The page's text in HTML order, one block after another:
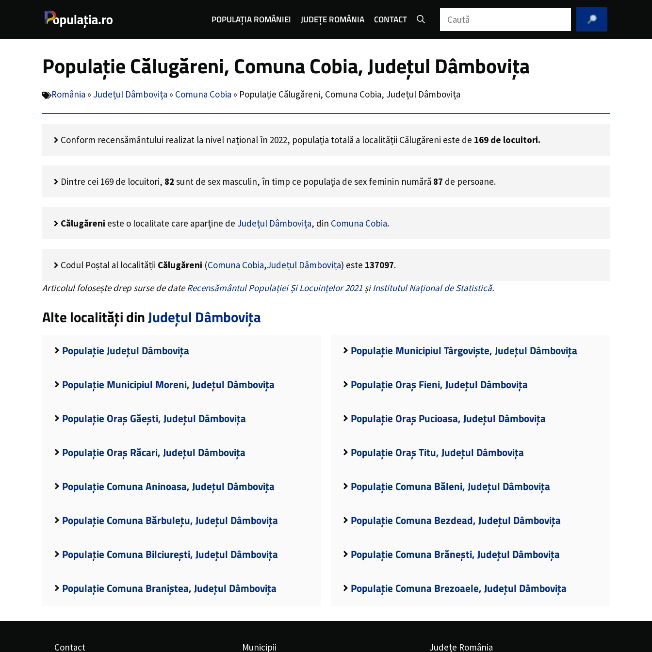
POPULAȚIA ROMÂNIEI JUDEȚE ROMÂNIA CONTACT Caută
Populație Călugăreni, Comuna Cobia, Județul Dâmbovița
România » Județul Dâmbovița » Comuna Cobia » Populație Călugăreni, Comuna Cobia, Județul Dâmbovița
Conform recensământului realizat la nivel național în 2022, populația totală a localității Călugăreni este de 169 de locuitori.
Dintre cei 169 de locuitori, 82sunt de sex masculin, în timp ce populația de sex feminin numără 87 de persoane.
Călugăreni este o localitate care aparține de Județul Dâmbovița, din Comuna Cobia.
Codul Poștal al localității Călugăreni (Comuna Cobia,Județul Dâmbovița) este 137097.
Articolul folosește drep surse de dateRecensământul Populației Și Locuințelor 2021 șiInstitutul Național de Statistică.
Alte localități dinJudețul Dâmbovița
Populație Județul Dâmbovița Populație Municipiul Târgoviște, Județul Dâmbovița
Populație Municipiul Moreni, Județul Dâmbovița Populație Oraș Fieni, Județul Dâmbovița
Populație Oraș Găești, Județul Dâmbovița Populație Oraș Pucioasa, Județul Dâmbovița
Populație Oraș Răcari, Județul Dâmbovița Populație Oraș Titu, Județul Dâmbovița
Populație Comuna Aninoasa, Județul Dâmbovița Populație Comuna Băleni, Județul Dâmbovița
Populație Comuna Bărbulețu, Județul Dâmbovița Populație Comuna Bezdead, Județul Dâmbovița
Populație Comuna Bilciurești, Județul Dâmbovița Populație Comuna Brănești, Județul Dâmbovița
Populație Comuna Braniștea, Județul Dâmbovița Populație Comuna Brezoaele, Județul Dâmbovița
Contact Municipii Județe România